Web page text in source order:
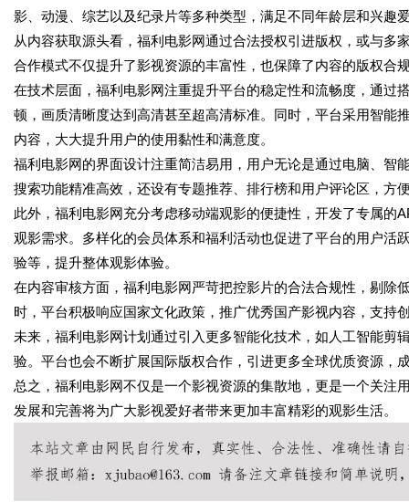
影、动漫、综艺以及纪录片等多种类型，满足不同年龄层和兴趣
从内容获取源头看，福利电影网通过合法授权引进版权，或与
合作模式不仅提升了影视资源的丰富性，也保障了内容的版权合
在技术层面，福利电影网注重提升平台的稳定性和流畅度，通过
顿，画质清晰度达到高清甚至超高清标准。同时，平台采用智能
内容，大大提升用户的使用黏性和满意度。
福利电影网的界面设计注重简洁易用，用户无论是通过电脑、智
搜索功能精准高效，还设有专题推荐、排行榜和用户评论区，方
此外，福利电影网充分考虑移动端观影的便捷性，开发了专属
观影需求。多样化的会员体系和福利活动也促进了平台的用户活
验等，提升整体观影体验。
在内容审核方面，福利电影网严苛把控影片的合法合规性，剔除
时，平台积极响应国家文化政策，推广优秀国产影视内容，支持
未来，福利电影网计划通过引入更多智能化技术，如人工智能剪
验。平台也会不断扩展国际版权合作，引进更多全球优质资源，
总之，福利电影网不仅是一个影视资源的集散地，更是一个关
发展和完善将为广大影视爱好者带来更加丰富精彩的观影生活。